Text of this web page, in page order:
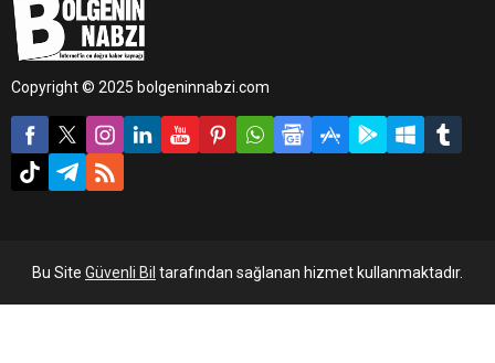
çalışmalarının aralıksız
sürdüğünü açıkladı.
Copyright © 2025 bolgeninnabzi.com
Bu Site Güvenli Bil tarafından sağlanan hizmet kullanmaktadır.